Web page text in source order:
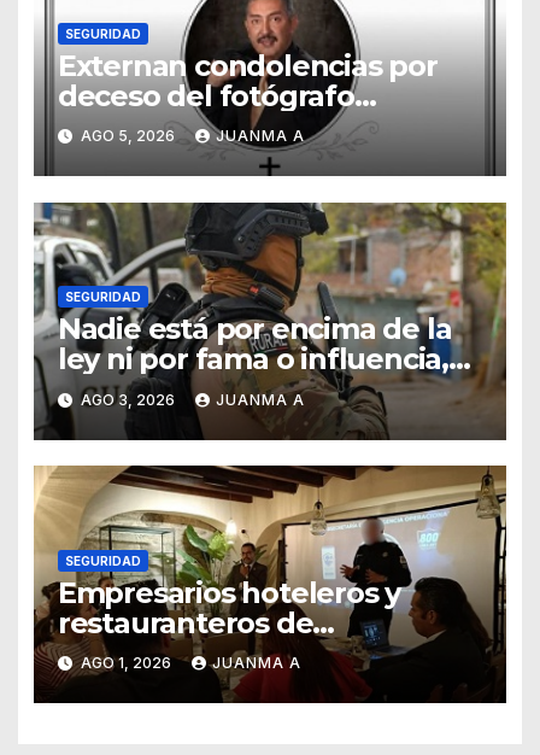
SEGURIDAD
Externan condolencias por
deceso del fotógrafo
Emmanuel Montero
AGO 5, 2026 JUANMA A
SEGURIDAD
Nadie está por encima de la
ley ni por fama o influencia,
afirmó titular de SSCG
AGO 3, 2026 JUANMA A
SEGURIDAD
Empresarios hoteleros y
restauranteros de
Guanajuato buscan frenar
intentos de extorsión
AGO 1, 2026 JUANMA A